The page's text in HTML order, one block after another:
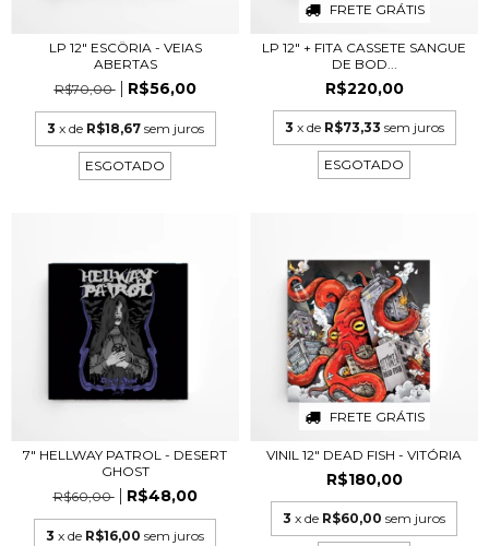
LP 12" ESCÖRIA - VEIAS
ABERTAS
R$70,00
R$56,00
3 x de R$18,67 sem juros
ESGOTADO
FRETE GRÁTIS
LP 12" + FITA CASSETE SANGUE
DE BOD...
R$220,00
3 x de R$73,33 sem juros
ESGOTADO
7" HELLWAY PATROL - DESERT
GHOST
R$60,00
R$48,00
3 x de R$16,00 sem juros
FRETE GRÁTIS
VINIL 12" DEAD FISH - VITÓRIA
R$180,00
3 x de R$60,00 sem juros